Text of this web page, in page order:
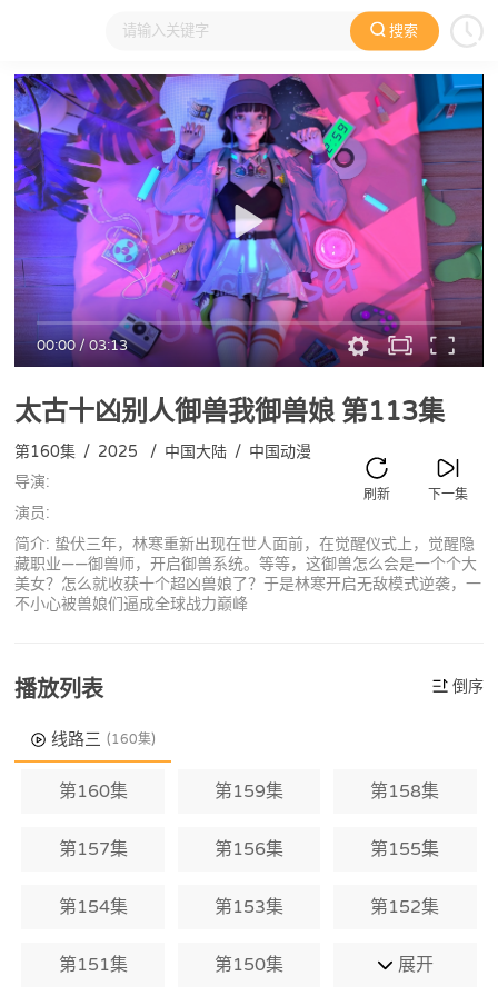
搜索
大家在看 日本动漫 国产动漫 欧美动漫 动漫电影
00:00/03:13
太古十凶别人御兽我御兽娘第113集
下一集
刷新
第160集 / 2025 / 中国大陆 / 中国动漫
导演:
演员:
简介: 蛰伏三年，林寒重新出现在世人面前，在觉醒仪式上，觉醒隐
藏职业——御兽师，开启御兽系统。等等，这御兽怎么会是一个个大
美女？怎么就收获十个超凶兽娘了？于是林寒开启无敌模式逆袭，一
不小心被兽娘们逼成全球战力巅峰
播放列表 倒序
线路三 (160集)
第160集 第159集 第158集
第157集 第156集 第155集
第154集 第153集 第152集
第151集 第150集 展开